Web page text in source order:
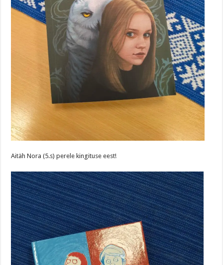
Aitäh Nora (5.s) perele kingituse eest!